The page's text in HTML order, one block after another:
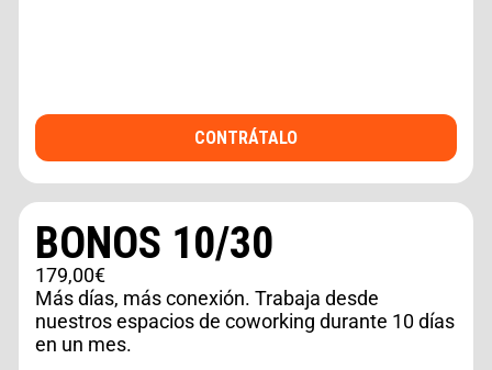
CONTRÁTALO
BONOS 10/30
179,00€
Más días, más conexión. Trabaja desde
nuestros espacios de coworking durante 10 días
en un mes.